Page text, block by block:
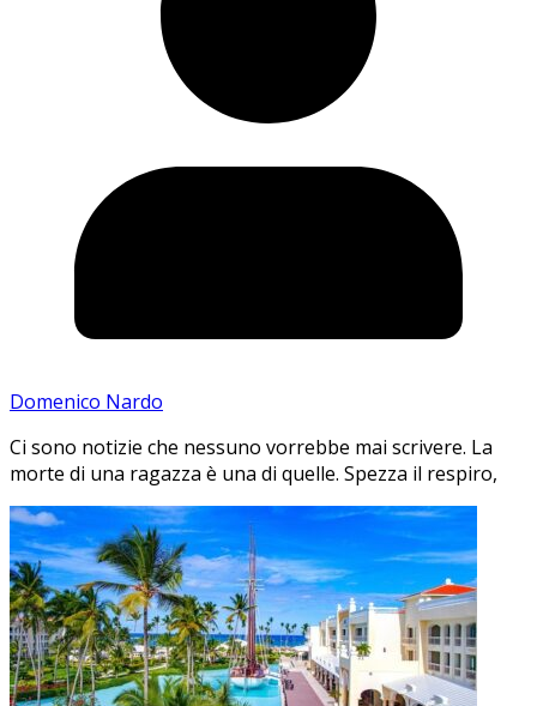
Domenico Nardo
Ci sono notizie che nessuno vorrebbe mai scrivere. La
morte di una ragazza è una di quelle. Spezza il respiro,